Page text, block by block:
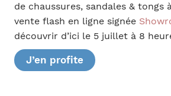
de chaussures, sandales & tongs
vente flash en ligne signée
découvrir d’ici le 5 juillet à 8
J’en profite